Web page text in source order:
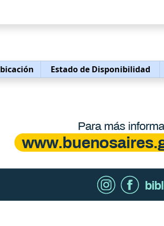
Estado de Disponibilidad